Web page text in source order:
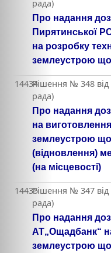
рада)
Про надання
Пирятинської
на розробку
землеустрою
14434Рішення № 348 від
рада)
Про надання
на виготовлення
землеустрою
(відновлення)
(на місцевості)
14435Рішення № 347 від
рада)
Про надання
АТ„Ощадбанк“
землеустрою